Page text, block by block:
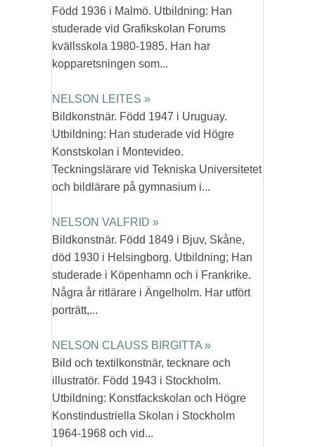
Född 1936 i Malmö. Utbildning: Han
studerade vid Grafikskolan Forums
kvällsskola 1980-1985. Han har
kopparetsningen som...
NELSON LEITES »
Bildkonstnär. Född 1947 i Uruguay.
Utbildning: Han studerade vid Högre
Konstskolan i Montevideo.
Teckningslärare vid Tekniska Universitetet
och bildlärare på gymnasium i...
NELSON VALFRID »
Bildkonstnär. Född 1849 i Bjuv, Skåne,
död 1930 i Helsingborg. Utbildning; Han
studerade i Köpenhamn och i Frankrike.
Några år ritlärare i Ängelholm. Har utfört
porträtt,...
NELSON CLAUSS BIRGITTA »
Bild och textilkonstnär, tecknare och
illustratör. Född 1943 i Stockholm.
Utbildning: Konstfackskolan och Högre
Konstindustriella Skolan i Stockholm
1964-1968 och vid...